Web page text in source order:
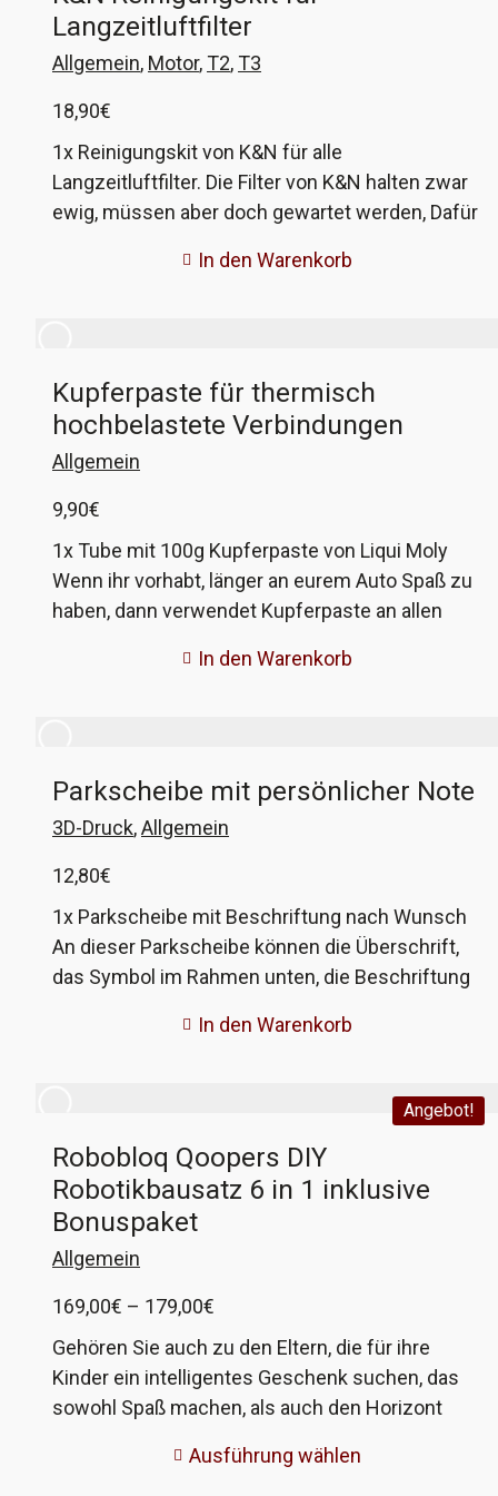
Langzeitluftfilter
Allgemein, Motor,T2,T3
18,90€
1x Reinigungskit von K&N für alle
Langzeitluftfilter. Die Filter von K&N halten zwar
ewig, müssen aber doch gewartet werden, Dafür
speziellen Öl. Mit dem Reiniger säubert ihr den
In den Warenkorb
Kupferpaste für thermisch
hochbelastete Verbindungen
Allgemein
9,90€
1x Tube mit 100g Kupferpaste von Liqui Moly
Wenn ihr vorhabt, länger an eurem Auto Spaß zu
haben, dann verwendet Kupferpaste an allen
extremen Wetter (z.B. Salz, Dreck, Wasser)
In den Warenkorb
Parkscheibe mit persönlicher Note
3D-Druck,Allgemein
12,80€
1x Parkscheibe mit Beschriftung nach Wunsch
An dieser Parkscheibe können die Überschrift,
das Symbol im Rahmen unten, die Beschriftung
Rückseite nach euren Wünschen angepasst
ist das auch kein Problem. Diese Parkscheiben
Parkscheibe zugelassen. Der Kunststoff würde
sich auch im Sommer verziehen.
In den Warenkorb
Angebot!
Robobloq Qoopers DIY
Robotikbausatz 6 in 1 inklusive
Bonuspaket
Allgemein
169,00€ – 179,00€
169,00€
bis
179,00€
Gehören Sie auch zu den Eltern, die für ihre
Kinder ein intelligentes Geschenk suchen, das
sowohl Spaß machen, als auch den Horizont
Geschenk gefunden? Bei anderen Anbietern
Ausführung wählen